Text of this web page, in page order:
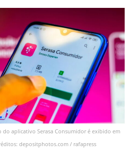
aplicativo Serasa Consumidor é exibido em
depositphotos.com / rafapress